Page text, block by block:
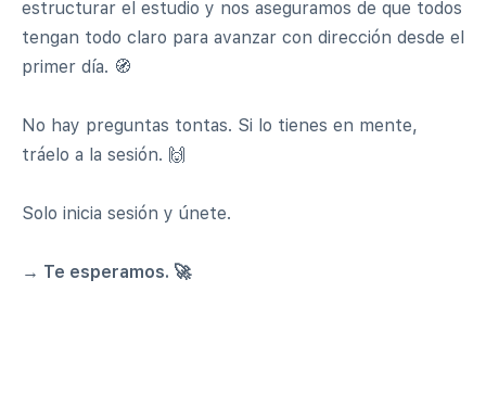
estructurar el estudio y nos aseguramos de que todos
tengan todo claro para avanzar con dirección desde el
primer día. 🧭
No hay preguntas tontas. Si lo tienes en mente,
tráelo a la sesión. 🙌
Solo inicia sesión y únete.
→ Te esperamos. 🚀